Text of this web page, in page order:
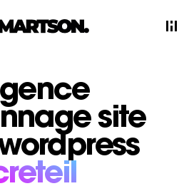
site